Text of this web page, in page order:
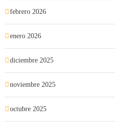
febrero 2026
enero 2026
diciembre 2025
noviembre 2025
octubre 2025